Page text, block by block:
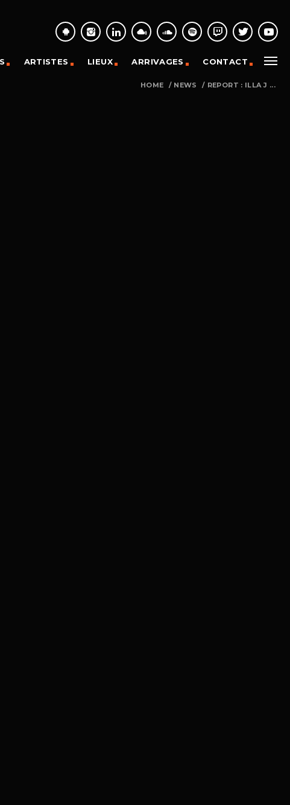
ARTISTES LIEUX ARRIVAGES CONTACT
HOME / NEWS / REPORT : ILLA J ...